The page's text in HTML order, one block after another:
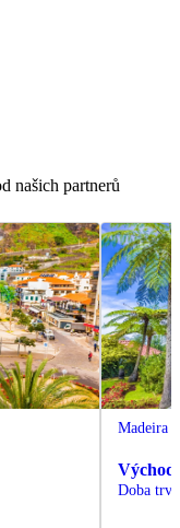
našich partnerů
Madeira
Východ
Doba